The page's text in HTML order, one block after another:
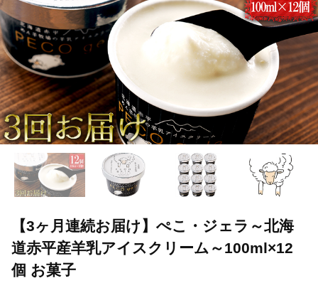
【3ヶ月連続お届け】ぺこ・ジェラ～北海
道赤平産羊乳アイスクリーム～100ml×12
個 お菓子